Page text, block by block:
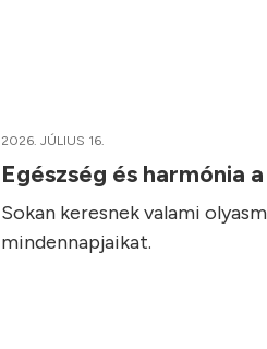
2026. JÚLIUS 16.
Egészség és harmónia
Sokan keresnek valami
mindennapjaikat.